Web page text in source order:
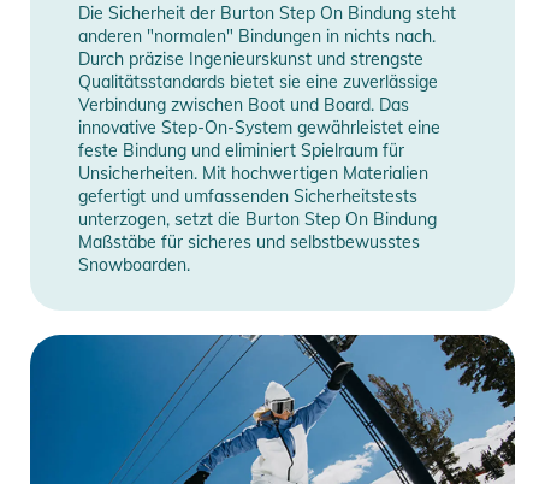
Die Sicherheit der Burton Step On Bindung steht
anderen "normalen" Bindungen in nichts nach.
Durch präzise Ingenieurskunst und strengste
Qualitätsstandards bietet sie eine zuverlässige
Verbindung zwischen Boot und Board. Das
innovative Step-On-System gewährleistet eine
feste Bindung und eliminiert Spielraum für
Unsicherheiten. Mit hochwertigen Materialien
gefertigt und umfassenden Sicherheitstests
unterzogen, setzt die Burton Step On Bindung
Maßstäbe für sicheres und selbstbewusstes
Snowboarden.